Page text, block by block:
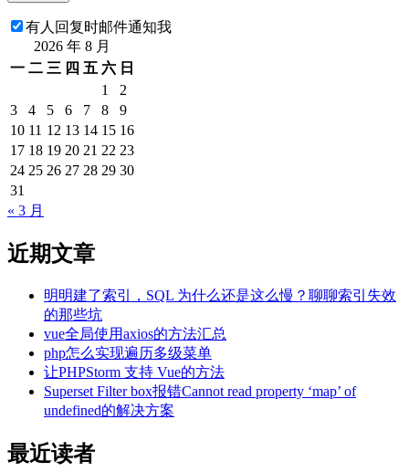
有人回复时邮件通知我
2026 年 8 月
一 二 三 四 五 六 日
1
2
3
4 5 6 7 8
9
10 11 12 13 14 15 16
17 18 19 20 21 22 23
24 25 26 27 28 29 30
31
« 3 月
近期文章
明明建了索引，SQL 为什么还是这么慢？聊聊索引失效
的那些坑
vue全局使用axios的方法汇总
php怎么实现遍历多级菜单
让PHPStorm 支持 Vue的方法
Superset Filter box报错Cannot read property ‘map’ of
undefined的解决方案
最近读者